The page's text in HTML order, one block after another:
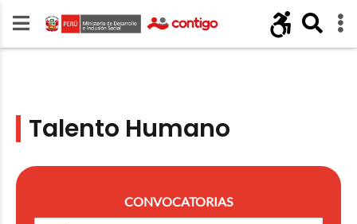
Talento Humano
CONVOCATORIAS